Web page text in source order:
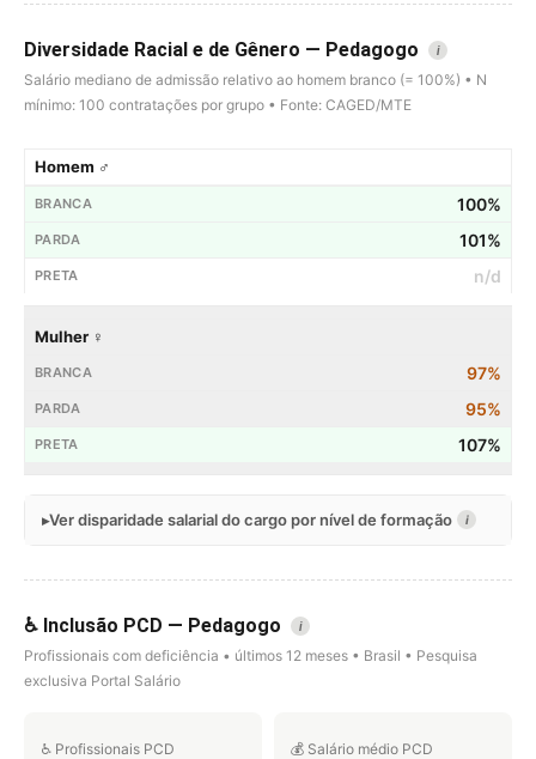
Diversidade Racial e de Gênero — Pedagogo i
Salário mediano de admissão relativo ao homem branco (= 100%) • N
mínimo: 100 contratações por grupo • Fonte: CAGED/MTE
Homem ♂
100%
101%
n/d
Mulher ♀
97%
95%
107%
Ver disparidade salarial do cargo por nível de formação i
♿ Inclusão PCD — Pedagogo i
Profissionais com deficiência • últimos 12 meses • Brasil • Pesquisa
exclusiva Portal Salário
♿ Profissionais PCD 💰 Salário médio PCD